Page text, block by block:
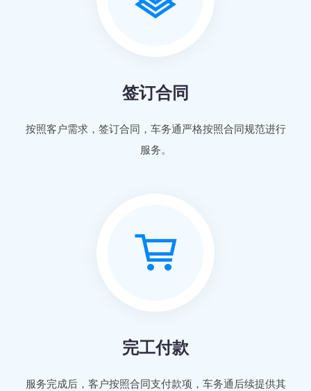
签订合同
按照客户需求，签订合同，车务通严格按照合同规范进行
服务。
完工付款
服务完成后，客户按照合同支付款项，车务通后续提供其